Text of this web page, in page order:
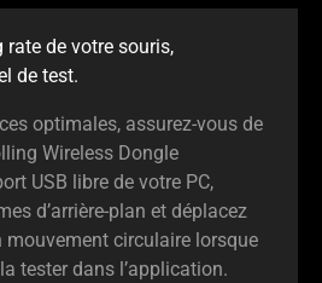
rate de votre souris,
de test.
optimales, assurez-vous de
Wireless Dongle
USB libre de votre PC,
d’arrière-plan et déplacez
mouvement circulaire lorsque
tester dans l’application.